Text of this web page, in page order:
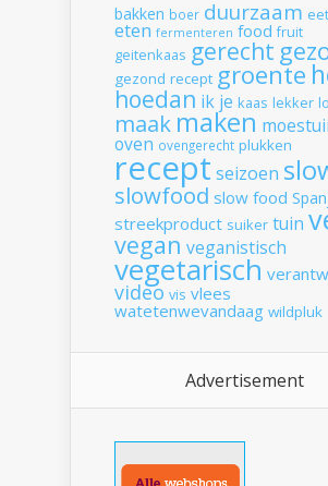
bakken boer duurzaam
eten fermenteren food fruit
geitenkaas gerecht
gezond recept groente
hoedan ik je kaas lekker
maak maken
oven ovengerecht plukken
recept seizoen
slowfood slow food
streekproduct suiker tuin
vegan veganistisch
vegetarisch
video vis vlees
watetenwevandaag wildpluk
Advertisement